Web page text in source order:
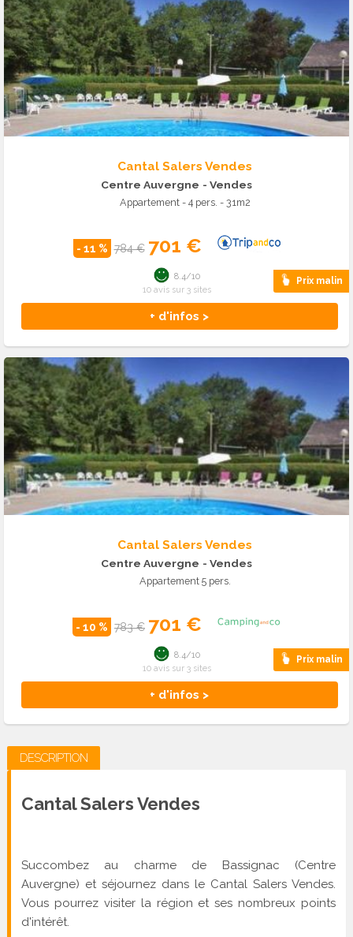
Cantal Salers Vendes
Centre Auvergne - Vendes
Appartement - 4 pers. - 31m2
- 11 % 784 € 701 €
Prix malin
+ d'infos >
8.4/10
10 avis sur 3 sites
Cantal Salers Vendes
Centre Auvergne - Vendes
Appartement 5 pers.
- 10 % 783 € 701 €
Prix malin
+ d'infos >
8.4/10
10 avis sur 3 sites
DESCRIPTION
Cantal Salers Vendes
Succombez au charme de Bassignac (Centre
Auvergne) et séjournez dans le Cantal Salers Vendes.
Vous pourrez visiter la région et ses nombreux points
d'intérêt.